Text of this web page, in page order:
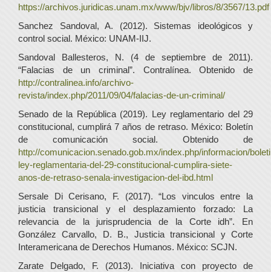
https://archivos.juridicas.unam.mx/www/bjv/libros/8/3567/13.pdf
Sanchez Sandoval, A. (2012). Sistemas ideológicos y
control social. México: UNAM-IIJ.
Sandoval Ballesteros, N. (4 de septiembre de 2011).
“Falacias de un criminal”. Contralínea. Obtenido de
http://contralinea.info/archivo-
revista/index.php/2011/09/04/falacias-de-un-criminal/
Senado de la República (2019). Ley reglamentario del 29
constitucional, cumplirá 7 años de retraso. México: Boletín
de comunicación social. Obtenido de
http://comunicacion.senado.gob.mx/index.php/informacion/
ley-reglamentaria-del-29-constitucional-cumplira-siete-
anos-de-retraso-senala-investigacion-del-ibd.html
Sersale Di Cerisano, F. (2017). “Los vinculos entre la
justicia transicional y el desplazamiento forzado: La
relevancia de la jurisprudencia de la Corte idh”. En
González Carvallo, D. B., Justicia transicional y Corte
Interamericana de Derechos Humanos. México: SCJN.
Zarate Delgado, F. (2013). Iniciativa con proyecto de